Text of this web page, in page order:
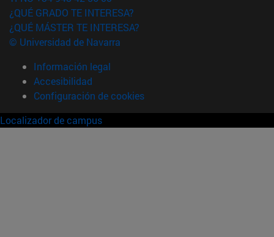
¿QUÉ GRADO TE INTERESA?
¿QUÉ MÁSTER TE INTERESA?
© Universidad de Navarra
Información legal
Accesibilidad
Configuración de cookies
Localizador de campus